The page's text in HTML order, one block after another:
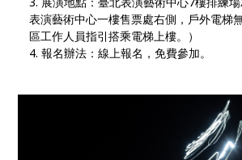
表演藝術中心一樓售票處右側，戶外電梯
區工作人員指引搭乘電梯上樓。）
報名辦法：線上報名，免費參加。